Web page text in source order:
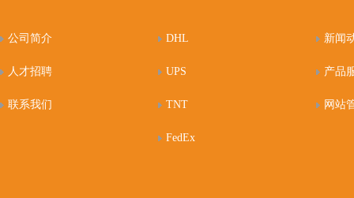
公司简介
人才招聘
联系我们
DHL
UPS
TNT
FedEx
新闻
产品
网站